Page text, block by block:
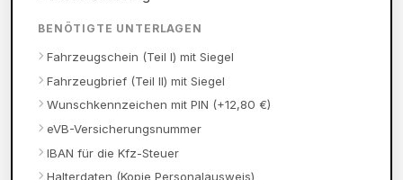
BENÖTIGTE UNTERLAGEN
Fahrzeugschein (Teil I) mit Siegel
Fahrzeugbrief (Teil II) mit Siegel
Wunschkennzeichen mit PIN (+12,80 €)
eVB-Versicherungsnummer
IBAN für die Kfz-Steuer
Halterdaten (Kopie Personalausweis)